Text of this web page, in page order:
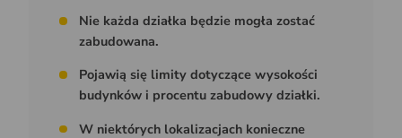
Nie każda działka będzie mogła zostać
zabudowana.
Pojawią się limity dotyczące wysokości
budynków i procentu zabudowy działki.
W niektórych lokalizacjach konieczne